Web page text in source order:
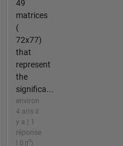
49
matrices
(
72x77)
that
represent
the
significa...
environ
4 ans il
y a | 1
réponse
| 0